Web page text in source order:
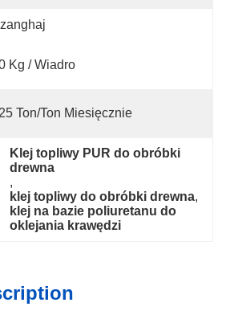
Kg / Wiadro
Ton/ton Miesięcznie
Klej topliwy PUR do obróbki
drewna
,
klej topliwy do obróbki drewna
klej na bazie poliuretanu do
oklejania krawędzi